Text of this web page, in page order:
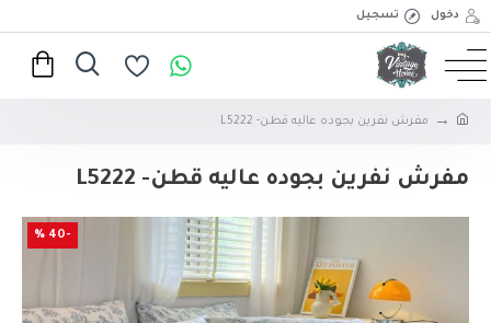
دخول تسجيل
مفرش نفرين بجوده عاليه قطن- L5222
مفرش نفرين بجوده عاليه قطن- L5222
-40 %